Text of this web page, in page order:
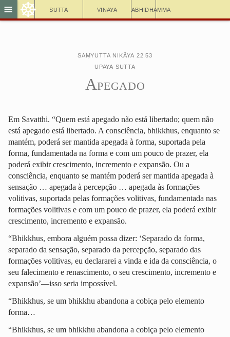
Sutta Vinaya Abhidhamma
≡ ☸
Saṃyutta Nikāya 22.53
Upaya Sutta
Apegado
Em Savatthi. “Quem está apegado não está libertado; quem não
está apegado está libertado. A consciência, bhikkhus, enquanto se
mantém, poderá ser mantida apegada à forma, suportada pela
forma, fundamentada na forma e com um pouco de prazer, ela
poderá exibir crescimento, incremento e expansão. Ou a
consciência, enquanto se mantém poderá ser mantida apegada à
sensação … apegada à percepção … apegada às formações
volitivas, suportada pelas formações volitivas, fundamentada nas
formações volitivas e com um pouco de prazer, ela poderá exibir
crescimento, incremento e expansão.
“Bhikkhus, embora alguém possa dizer: ‘Separado da forma,
separado da sensação, separado da percepção, separado das
formações volitivas, eu declararei a vinda e ida da consciência, o
seu falecimento e renascimento, o seu crescimento, incremento e
expansão’—isso seria impossível.
“Bhikkhus, se um bhikkhu abandona a cobiça pelo elemento
forma…
“Bhikkhus, se um bhikkhu abandona a cobiça pelo elemento